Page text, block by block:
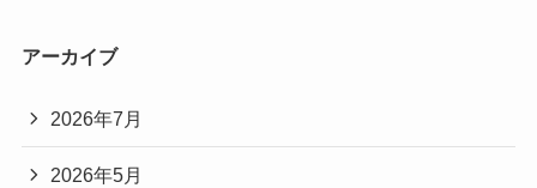
アーカイブ
2026年7月
2026年5月